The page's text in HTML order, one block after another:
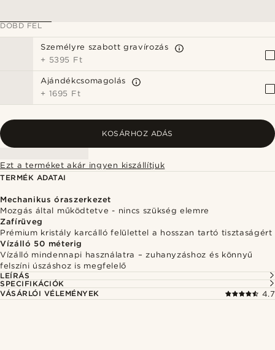
DOBD FEL
Személyre szabott gravírozás
+ 5395 Ft
Ajándékcsomagolás
+ 1695 Ft
KOSÁRHOZ ADÁS
Ezt a terméket akár ingyen kiszállítjuk
TERMÉK ADATAI
Mechanikus óraszerkezet
Mozgás által működtetve - nincs szükség elemre
Zafírüveg
Prémium kristály karcálló felülettel a hosszan tartó tisztaságért
Vízálló 50 méterig
Vízálló mindennapi használatra – zuhanyzáshoz és könnyű
felszíni úszáshoz is megfelelő
LEÍRÁS
SPECIFIKÁCIÓK
VÁSÁRLÓI VÉLEMÉNYEK
4.7